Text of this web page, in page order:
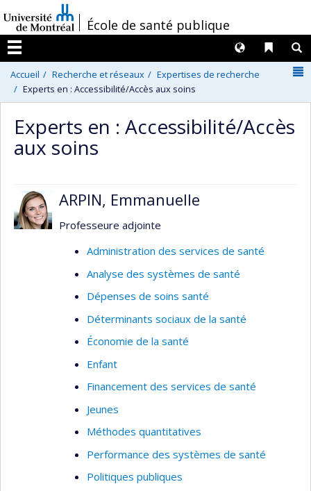
au
contenu
/École de santé publique
Menu
Liens
Langues
Accueil Recherche et réseaux
Expertises de recherche
Experts en : Accessibilité/Accès aux soins
Experts en : Accessibilité/Accès
aux soins
ARPIN, Emmanuelle
Professeure adjointe
Administration des services de santé
Analyse des systèmes de santé
Dépenses de soins santé
Déterminants sociaux de la santé
Économie de la santé
Enfant
Financement des services de santé
Jeunes
Méthodes quantitatives
Performance des systèmes de santé
Politiques publiques